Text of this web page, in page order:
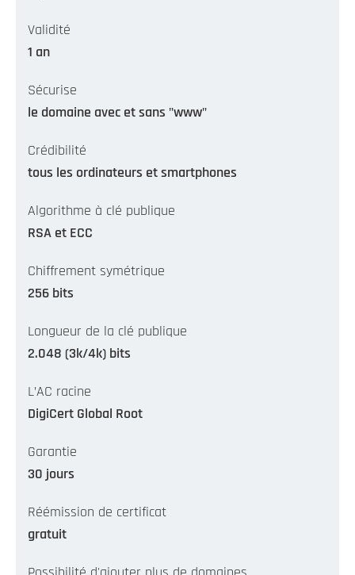
Validité
1 an
Sécurise
le domaine avec et sans "www"
Crédibilité
tous les ordinateurs et smartphones
Algorithme à clé publique
RSA et ECC
Chiffrement symétrique
256 bits
Longueur de la clé publique
2.048 (3k/4k) bits
L’AC racine
DigiCert Global Root
Garantie
30 jours
Réémission de certificat
gratuit